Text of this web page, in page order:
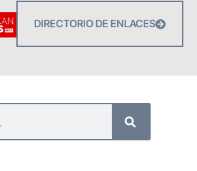
DIRECTORIO DE ENLACES